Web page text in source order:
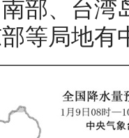
部、台湾
等局地有